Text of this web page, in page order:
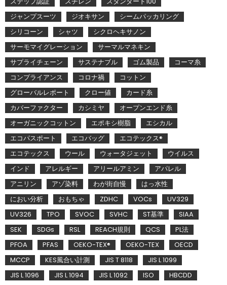
ジャンプスーツ
ジオキサン
シームパッカリング
シリコーン
シャツ
シクロヘキサノン
サーモマイグレーション
サーマルマネキン
サプライチェーン
サステナブル ゴム製品
コーマ糸
コンプライアンス
コロナ禍
コットン
グローバルレポート
クロー値
カード糸
カバーファクター
カシミヤ
オープンエンド糸
オーガニックコットン
エポキシ樹脂
エシカル
エコパスポート
エコバッグ
エコテックス®
エコテックス
ウール ウォータジェット
ウイルス
インド
アレルギー アリールアミン
アパレル
アニリン
アゾ染料 わが街自慢
はっ水性
におい分析
おもちゃ ZDHC VOCs
UV329
UV326
TPO SVOC SVHC ST基準
SIAA
SEK
SDGs RSL REACH規則 QCS
PL法
PFOA
PFAS OEKO-TEX® OEKO-TEX
OECD
MCCP
KES風合い計測 JIS T 8118
JIS L 1099
JIS L 1096
JIS L 1094 JIS L 1092 ISO
HBCDD